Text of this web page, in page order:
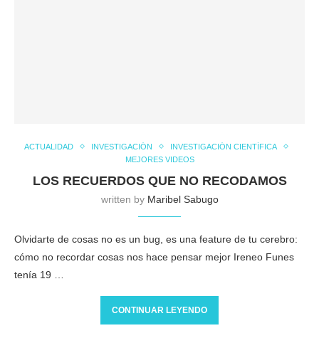
ACTUALIDAD INVESTIGACIÓN
INVESTIGACIÓN CIENTÍFICA
MEJORES VIDEOS
LOS RECUERDOS QUE NO RECODAMOS
written by Maribel Sabugo
Olvidarte de cosas no es un bug, es una feature de tu cerebro:
cómo no recordar cosas nos hace pensar mejor Ireneo Funes
tenía 19 …
CONTINUAR LEYENDO